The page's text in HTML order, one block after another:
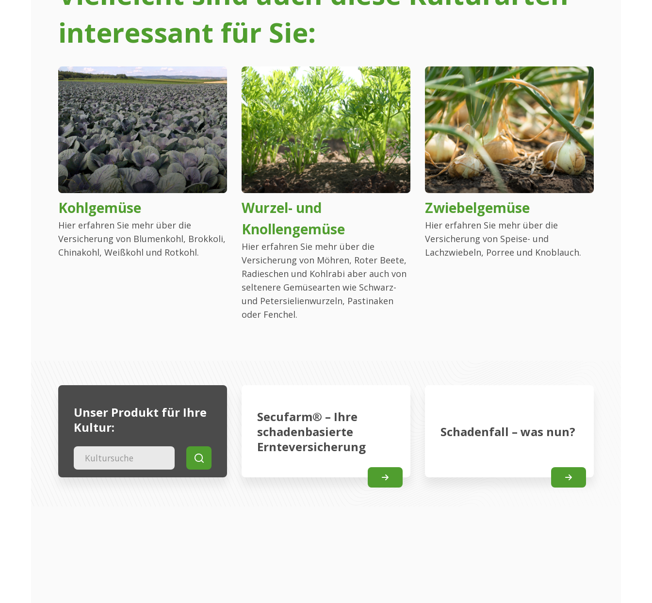
interessant für Sie:
Kohlgemüse
Hier erfahren Sie mehr über die
Versicherung von Blumenkohl, Brokkoli,
Chinakohl, Weißkohl und Rotkohl.
Wurzel- und
Knollengemüse
Hier erfahren Sie mehr über die
Versicherung von Möhren, Roter Beete,
Radieschen und Kohlrabi aber auch von
seltenere Gemüsearten wie Schwarz-
und Petersielienwurzeln, Pastinaken
oder Fenchel.
Zwiebelgemüse
Hier erfahren Sie mehr über die
Versicherung von Speise- und
Lachzwiebeln, Porree und Knoblauch.
Unser Produkt für Ihre
Kultur:
Suche
Secufarm® – Ihre
schadenbasierte
Ernteversicherung
Schadenfall – was nun?